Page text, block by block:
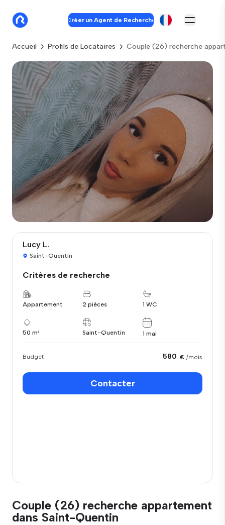
Créer un Agent de Recherche
Accueil Profils de Locataires Couple (26) recherche
Lucy L.
Saint-Quentin
Critères de recherche
Appartement 2 pièces 1 WC
50 m² Saint-Quentin 1 mai
Budget 580 € /mois
Contacter
Couple (26) recherche appartement
dans Saint-Quentin